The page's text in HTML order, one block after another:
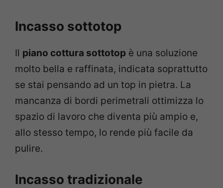
Incasso sottotop
Il piano cottura sottotop è una soluzione
molto bella e raffinata, indicata soprattutto
se stai pensando ad un top in pietra. La
mancanza di bordi perimetrali ottimizza lo
spazio di lavoro che diventa più ampio e,
allo stesso tempo, lo rende più facile da
pulire.
Incasso tradizionale